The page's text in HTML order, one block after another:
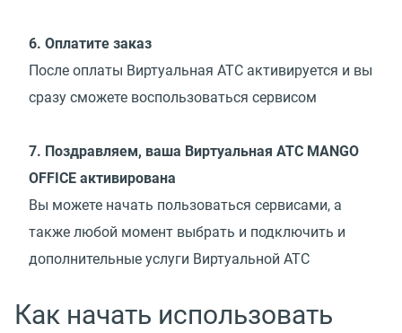
6. Оплатите заказ
После оплаты Виртуальная АТС активируется и вы
сразу сможете воспользоваться сервисом
7. Поздравляем, ваша Виртуальная АТС MANGO
OFFICE активирована
Вы можете начать пользоваться сервисами, а
также любой момент выбрать и подключить и
дополнительные услуги Виртуальной АТС
Как начать использовать